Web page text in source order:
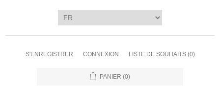
S'ENREGISTRER CONNEXION LISTE DE SOUHAITS (0)
PANIER (0)